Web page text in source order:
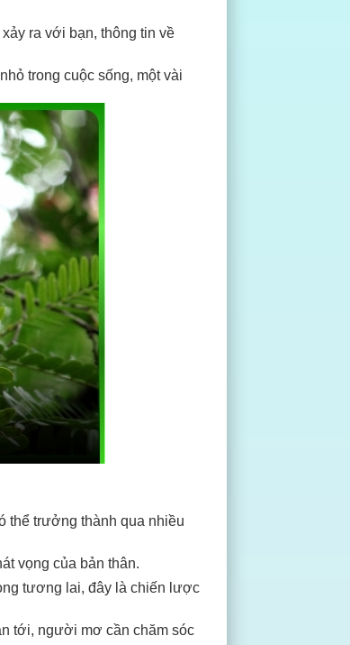
ra với bạn, thông tin về
trong cuộc sống, một vài
thể trưởng thành qua nhiều
vọng của bản thân.
tương lai, đây là chiến lược
tới, người mơ cần chăm sóc